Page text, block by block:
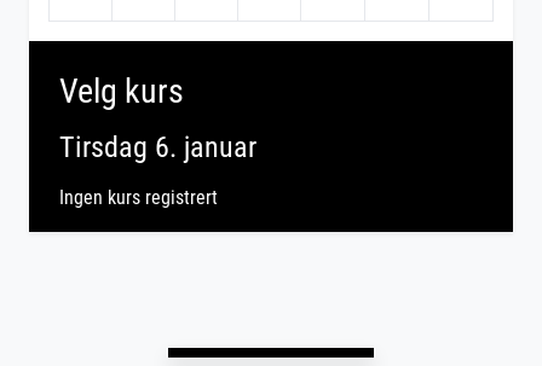
Velg kurs
Tirsdag 6. januar
Ingen kurs registrert